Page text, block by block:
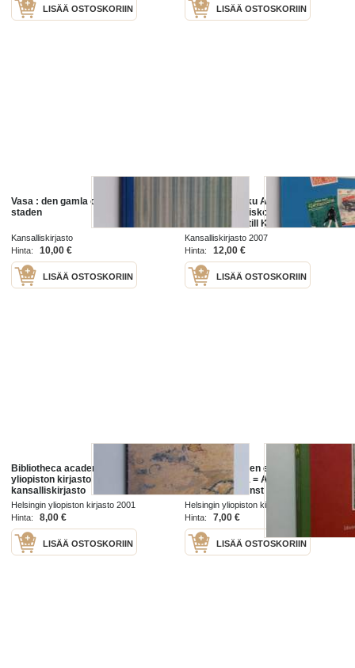
LISÄÄ OSTOSKORIIN LISÄÄ OSTOSKORIIN
Vasa : den gamla och den nya
staden
Kansalliskirjasto
Hinta:
10,00 €
LISÄÄ OSTOSKORIIN
Agricolasta Aku Ankkaan : kaikki
tallella kansalliskokoelmassa! =
Från Agricola till Kalle Anka =
From Agricola to Donald Duck -
Från Agricola till Kalle Anka - F...
Kansalliskirjasto 2007
Hinta:
12,00 €
LISÄÄ OSTOSKORIIN
Bibliotheca academica : Helsingin
yliopiston kirjasto - Suomen
kansalliskirjasto
Helsingin yliopiston kirjasto 2001
Hinta:
8,00 €
LISÄÄ OSTOSKORIIN
ABC : lukeminen esivallan
palveluksessa = ABC : läsandet i
överhetens tjänst
Helsingin yliopiston kirjasto, Suomen
kansalliskirjasto 2002
Hinta: 7,00 €
LISÄÄ OSTOSKORIIN